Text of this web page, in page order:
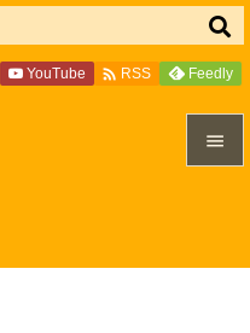

YouTube  RSS Feedly